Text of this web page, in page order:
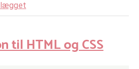
til HTML og CSS